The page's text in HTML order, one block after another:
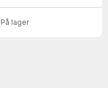
På lager